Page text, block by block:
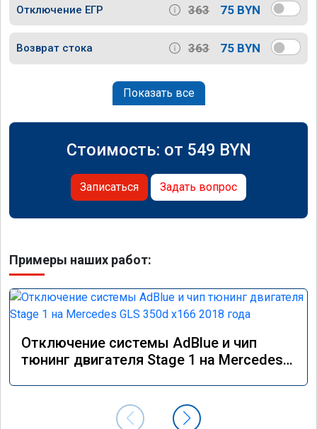
Отключение ЕГР 363 75 BYN
Возврат стока 363 75 BYN
Показать все
Стоимость: от 549 BYN
Записаться Задать вопрос
Примеры наших работ:
Отключение системы AdBlue и чип
тюнинг двигателя Stage 1 на Mercedes